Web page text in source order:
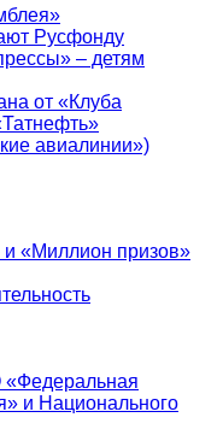
Русфонду
– детям
от «Клуба
авиалинии»)
«Миллион призов»
и Национального